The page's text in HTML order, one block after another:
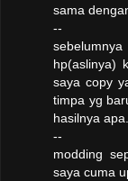
sama
--
hp(aslinya)
saya copy
timpa yg
hasilnya apa...
--
modding
saya cuma